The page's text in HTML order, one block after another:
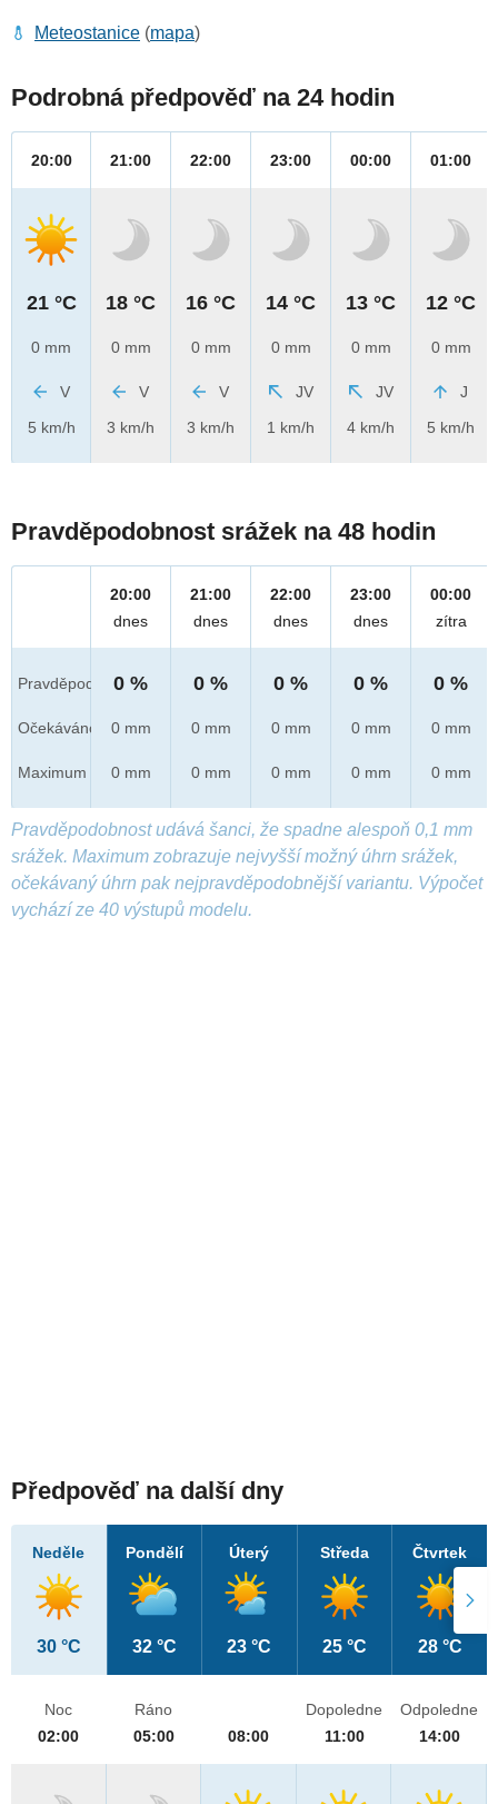
Meteostanice (mapa)
Podrobná předpověď na 24 hodin
20:00
21 °C
0 mm
V
5 km/h
21:00
18 °C
0 mm
V
3 km/h
22:00
16 °C
0 mm
V
3 km/h
23:00
14 °C
0 mm
JV
1 km/h
00:00
13 °C
0 mm
JV
4 km/h
01:00
12 °C
0 mm
J
5 km/h
Pravděpodobnost srážek na 48 hodin
Pravděpod.
Očekáváno
Maximum
20:00
dnes
0 %
0 mm
0 mm
21:00
dnes
0 %
0 mm
0 mm
22:00
dnes
0 %
0 mm
0 mm
23:00
dnes
0 %
0 mm
0 mm
00:00
zítra
0 %
0 mm
0 mm
Pravděpodobnost udává šanci, že spadne alespoň 0,1 mm
srážek. Maximum zobrazuje nejvyšší možný úhrn srážek,
očekávaný úhrn pak nejpravděpodobnější variantu. Výpočet
vychází ze 40 výstupů modelu.
Předpověď na další dny
Neděle
30 °C
Pondělí
32 °C
Úterý
23 °C
Středa
25 °C
Čtvrtek
28 °C
Noc
02:00
Ráno
05:00
08:00
Dopoledne
11:00
Odpoledne
14:00